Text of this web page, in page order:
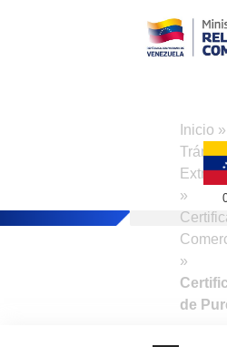
Inicio »
»
»
de